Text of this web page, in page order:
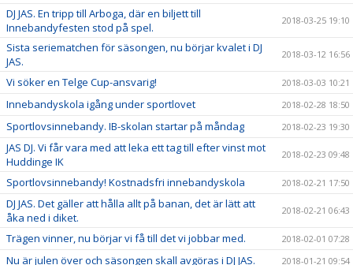
DJ JAS. En tripp till Arboga, där en biljett till
Innebandyfesten stod på spel.
2018-03-25 19:10
Sista seriematchen för säsongen, nu börjar kvalet i DJ
JAS.
2018-03-12 16:56
Vi söker en Telge Cup-ansvarig! 2018-03-03 10:21
Innebandyskola igång under sportlovet 2018-02-28 18:50
Sportlovsinnebandy. IB-skolan startar på måndag 2018-02-23 19:30
JAS DJ. Vi får vara med att leka ett tag till efter vinst mot
Huddinge IK
2018-02-23 09:48
Sportlovsinnebandy! Kostnadsfri innebandyskola 2018-02-21 17:50
DJ JAS. Det gäller att hålla allt på banan, det är lätt att
åka ned i diket.
2018-02-21 06:43
Trägen vinner, nu börjar vi få till det vi jobbar med. 2018-02-01 07:28
Nu är julen över och säsongen skall avgöras i DJ JAS. 2018-01-21 09:54